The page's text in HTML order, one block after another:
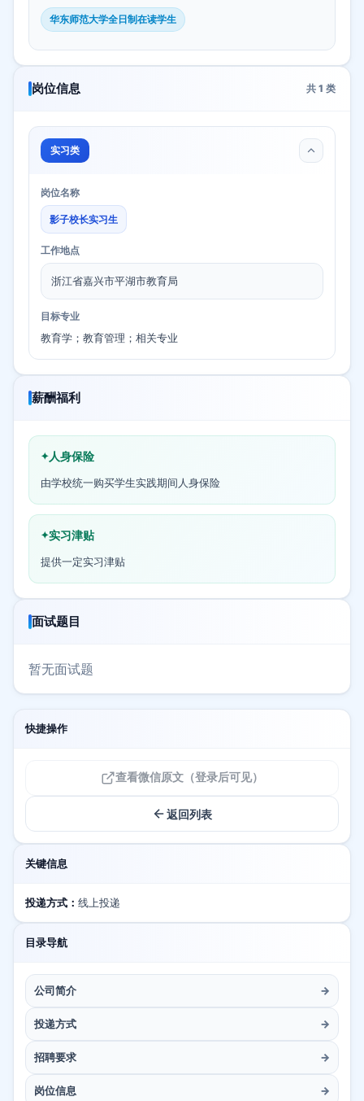
华东师范大学全日制在读学生
岗位信息 共 1 类
实习类
岗位名称
影子校长实习生
工作地点
浙江省嘉兴市平湖市教育局
目标专业
教育学；教育管理；相关专业
薪酬福利
人身保险
由学校统一购买学生实践期间人身保险
实习津贴
提供一定实习津贴
面试题目
暂无面试题
快捷操作
查看微信原文（登录后可见）
返回列表
关键信息
投递方式： 线上投递
目录导航
公司简介 →
投递方式 →
招聘要求 →
岗位信息 →